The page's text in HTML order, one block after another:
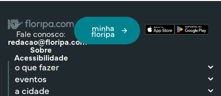
Fale conosco:
redacao@floripa.com
Sobre
Acessibilidade
minha
floripa
o que fazer
eventos
a cidade